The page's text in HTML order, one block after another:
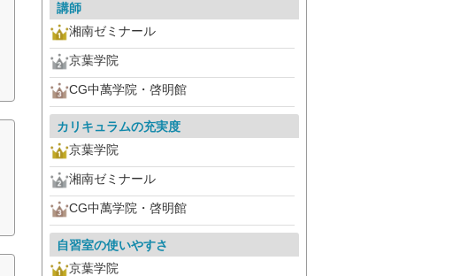
講師
湘南ゼミナール
京葉学院
CG中萬学院・啓明館
カリキュラムの充実度
京葉学院
湘南ゼミナール
CG中萬学院・啓明館
自習室の使いやすさ
京葉学院